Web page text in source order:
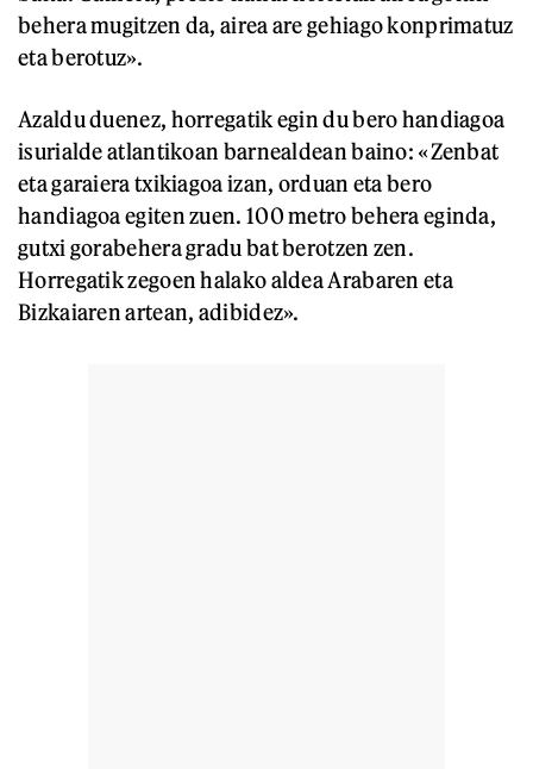
behera mugitzen da, airea are gehiago konprimatuz
eta berotuz».
Azaldu duenez, horregatik egin du bero handiagoa
isurialde atlantikoan barnealdean baino: «Zenbat
eta garaiera txikiagoa izan, orduan eta bero
handiagoa egiten zuen. 100 metro behera eginda,
gutxi gorabehera gradu bat berotzen zen.
Horregatik zegoen halako aldea Arabaren eta
Bizkaiaren artean, adibidez».